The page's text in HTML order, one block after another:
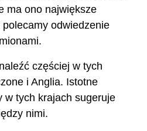
ma ono największe
odwiedzenie
częściej w tych
i Anglia. Istotne
w tych krajach sugeruje
nimi.